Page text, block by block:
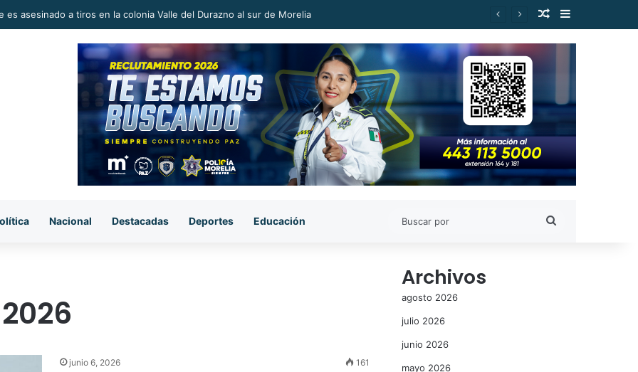
en la Reconstrucción del Tejido Social, Invita Rectora a Madres y Padres de Estudiantes Nicolaitas Publicación al
Barra lateral
Nacional Destacadas Deportes Educación
junio 6, 2026 161
Archivos
agosto 2026
julio 2026
junio 2026
mayo 2026